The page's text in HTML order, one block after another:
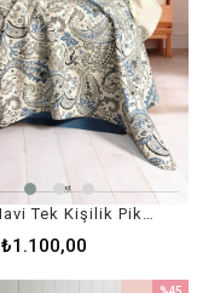
Alessa Mavi Tek Kişilik Pike Takımı – %100 Pamuk, Lastikli Çarşaflı
₺1.100,00